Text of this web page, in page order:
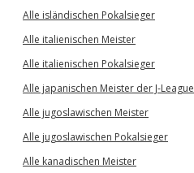
Alle isländischen Pokalsieger
Alle italienischen Meister
Alle italienischen Pokalsieger
Alle japanischen Meister der J-League
Alle jugoslawischen Meister
Alle jugoslawischen Pokalsieger
Alle kanadischen Meister